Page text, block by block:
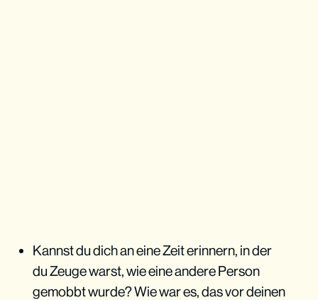
Kannst du dich an eine Zeit erinnern, in der
du Zeuge warst, wie eine andere Person
gemobbt wurde? Wie war es, das vor deinen